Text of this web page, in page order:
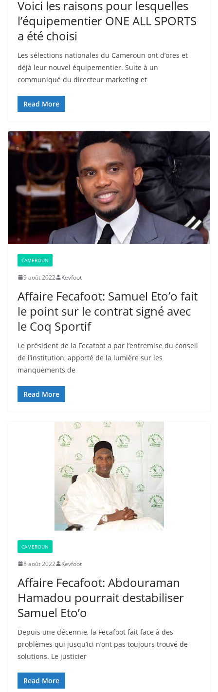
Voici les raisons pour lesquelles
l’équipementier ONE ALL SPORTS
a été choisi
Les sélections nationales du Cameroun ont d’ores et
déjà leur nouvel équipementier. Suite à un
communiqué du directeur marketing et
Read More
CAMEROUN
9 août 2022 Kevfoot
Affaire Fecafoot: Samuel Eto’o fait
le point sur le contrat signé avec
le Coq Sportif
Le président de la Fecafoot a par l’entremise du conseil
de l’institution, apporté de la lumière sur les
manquements de
Read More
CAMEROUN
8 août 2022 Kevfoot
Affaire Fecafoot: Abdouraman
Hamadou pourrait destabiliser
Samuel Eto’o
Depuis une décennie, la Fecafoot fait face à des
problèmes qui jusqu’ici n’ont pas toujours trouvé de
solutions. Le justicier
Read More